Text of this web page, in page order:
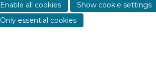
Enable all cookies
Show cookie settings
Only essential cookies